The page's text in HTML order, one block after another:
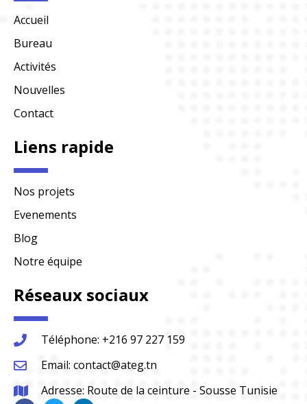
Accueil
Bureau
Activités
Nouvelles
Contact
Liens rapide
Nos projets
Evenements
Blog
Notre équipe
Réseaux sociaux
Téléphone: +216 97 227 159
Email: contact@ateg.tn
Adresse: Route de la ceinture - Sousse Tunisie